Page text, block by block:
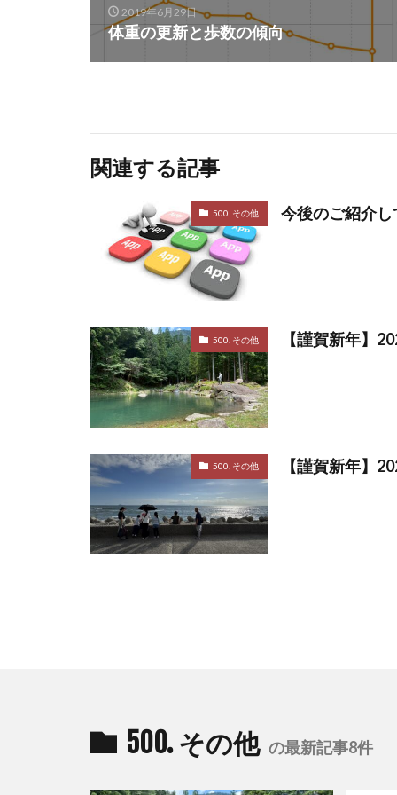
2019年6月29日
体重の更新と歩数の傾向
関連する記事
500. その他 今後のご紹介
500. その他 【謹賀新年】
500. その他 【謹賀新年】
500. その他 の最新記事8件